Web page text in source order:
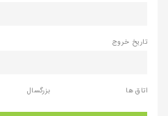
تاریخ خروج
اتاق ها بزرگسال